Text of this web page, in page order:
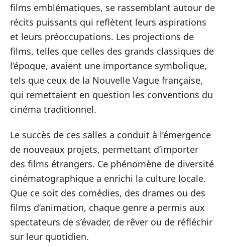
films emblématiques, se rassemblant autour de
récits puissants qui reflètent leurs aspirations
et leurs préoccupations. Les projections de
films, telles que celles des grands classiques de
l’époque, avaient une importance symbolique,
tels que ceux de la Nouvelle Vague française,
qui remettaient en question les conventions du
cinéma traditionnel.
Le succès de ces salles a conduit à l’émergence
de nouveaux projets, permettant d’importer
des films étrangers. Ce phénomène de diversité
cinématographique a enrichi la culture locale.
Que ce soit des comédies, des drames ou des
films d’animation, chaque genre a permis aux
spectateurs de s’évader, de rêver ou de réfléchir
sur leur quotidien.